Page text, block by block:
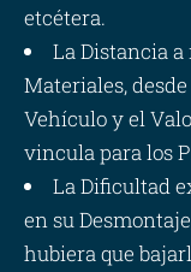
etcétera.
La Distancia
Materiales,
Vehículo y el
vincula para los
La Dificultad
en su
hubiera que